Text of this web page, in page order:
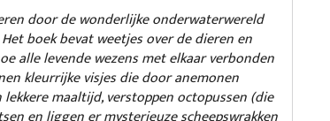
door de wonderlijke onderwaterwereld
boek bevat weetjes over de dieren en
alle levende wezens met elkaar verbonden
kleurrijke visjes die door anemonen
maaltijd, verstoppen octopussen (die